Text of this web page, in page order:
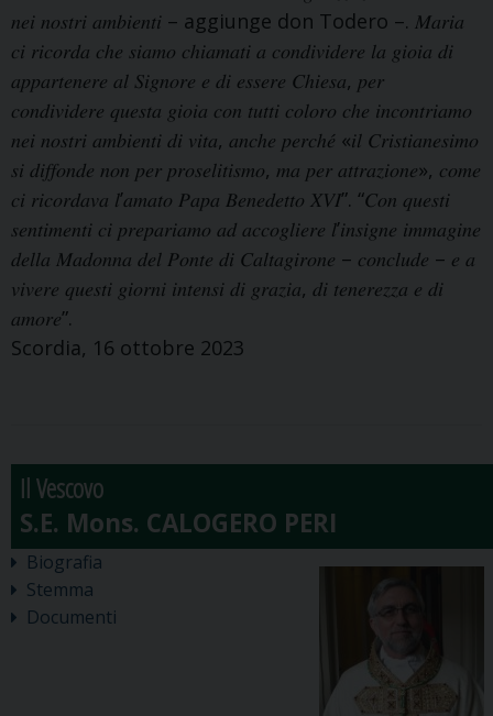
𝑛𝑒𝑖 𝑛𝑜𝑠𝑡𝑟𝑖 𝑎𝑚𝑏𝑖𝑒𝑛𝑡𝑖 – aggiunge don Todero –. 𝑀𝑎𝑟𝑖𝑎
𝑐𝑖 𝑟𝑖𝑐𝑜𝑟𝑑𝑎 𝑐ℎ𝑒 𝑠𝑖𝑎𝑚𝑜 𝑐ℎ𝑖𝑎𝑚𝑎𝑡𝑖 𝑎 𝑐𝑜𝑛𝑑𝑖𝑣𝑖𝑑𝑒𝑟𝑒 𝑙𝑎 𝑔𝑖𝑜𝑖𝑎 𝑑𝑖
𝑎𝑝𝑝𝑎𝑟𝑡𝑒𝑛𝑒𝑟𝑒 𝑎𝑙 𝑆𝑖𝑔𝑛𝑜𝑟𝑒 𝑒 𝑑𝑖 𝑒𝑠𝑠𝑒𝑟𝑒 𝐶ℎ𝑖𝑒𝑠𝑎, 𝑝𝑒𝑟
𝑐𝑜𝑛𝑑𝑖𝑣𝑖𝑑𝑒𝑟𝑒 𝑞𝑢𝑒𝑠𝑡𝑎 𝑔𝑖𝑜𝑖𝑎 𝑐𝑜𝑛 𝑡𝑢𝑡𝑡𝑖 𝑐𝑜𝑙𝑜𝑟𝑜 𝑐ℎ𝑒 𝑖𝑛𝑐𝑜𝑛𝑡𝑟𝑖𝑎𝑚𝑜
𝑛𝑒𝑖 𝑛𝑜𝑠𝑡𝑟𝑖 𝑎𝑚𝑏𝑖𝑒𝑛𝑡𝑖 𝑑𝑖 𝑣𝑖𝑡𝑎, 𝑎𝑛𝑐ℎ𝑒 𝑝𝑒𝑟𝑐ℎ𝑒́ «𝑖𝑙 𝐶𝑟𝑖𝑠𝑡𝑖𝑎𝑛𝑒𝑠𝑖𝑚𝑜
𝑠𝑖 𝑑𝑖𝑓𝑓𝑜𝑛𝑑𝑒 𝑛𝑜𝑛 𝑝𝑒𝑟 𝑝𝑟𝑜𝑠𝑒𝑙𝑖𝑡𝑖𝑠𝑚𝑜, 𝑚𝑎 𝑝𝑒𝑟 𝑎𝑡𝑡𝑟𝑎𝑧𝑖𝑜𝑛𝑒», 𝑐𝑜𝑚𝑒
𝑐𝑖 𝑟𝑖𝑐𝑜𝑟𝑑𝑎𝑣𝑎 𝑙’𝑎𝑚𝑎𝑡𝑜 𝑃𝑎𝑝𝑎 𝐵𝑒𝑛𝑒𝑑𝑒𝑡𝑡𝑜 𝑋𝑉𝐼”. “𝐶𝑜𝑛 𝑞𝑢𝑒𝑠𝑡𝑖
𝑠𝑒𝑛𝑡𝑖𝑚𝑒𝑛𝑡𝑖 𝑐𝑖 𝑝𝑟𝑒𝑝𝑎𝑟𝑖𝑎𝑚𝑜 𝑎𝑑 𝑎𝑐𝑐𝑜𝑔𝑙𝑖𝑒𝑟𝑒 𝑙’𝑖𝑛𝑠𝑖𝑔𝑛𝑒 𝑖𝑚𝑚𝑎𝑔𝑖𝑛𝑒
𝑑𝑒𝑙𝑙𝑎 𝑀𝑎𝑑𝑜𝑛𝑛𝑎 𝑑𝑒𝑙 𝑃𝑜𝑛𝑡𝑒 𝑑𝑖 𝐶𝑎𝑙𝑡𝑎𝑔𝑖𝑟𝑜𝑛𝑒 – 𝑐𝑜𝑛𝑐𝑙𝑢𝑑𝑒 – 𝑒 𝑎
𝑣𝑖𝑣𝑒𝑟𝑒 𝑞𝑢𝑒𝑠𝑡𝑖 𝑔𝑖𝑜𝑟𝑛𝑖 𝑖𝑛𝑡𝑒𝑛𝑠𝑖 𝑑𝑖 𝑔𝑟𝑎𝑧𝑖𝑎, 𝑑𝑖 𝑡𝑒𝑛𝑒𝑟𝑒𝑧𝑧𝑎 𝑒 𝑑𝑖
𝑎𝑚𝑜𝑟𝑒”.
Scordia, 16 ottobre 2023
Il Vescovo
Biografia
Stemma
Documenti